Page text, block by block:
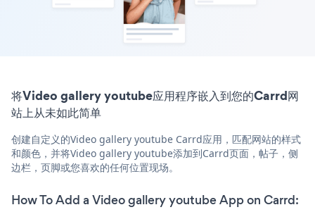
将Video gallery youtube应用程序嵌入到您的Carrd网
站上从未如此简单
创建自定义的Video gallery youtube Carrd应用，匹配网站的样式
和颜色，并将Video gallery youtube添加到Carrd页面，帖子，侧
边栏，页脚或您喜欢的任何位置现场。
How To Add a Video gallery youtube App on Carrd: